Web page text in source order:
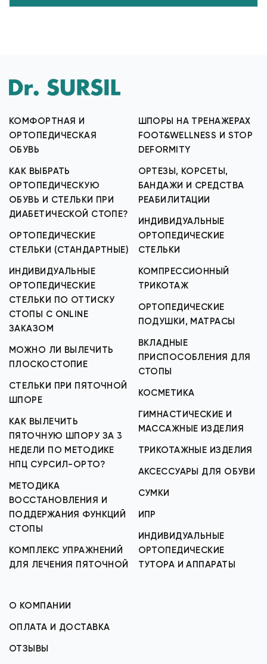
КОМФОРТНАЯ И
ОРТОПЕДИЧЕСКАЯ
ОБУВЬ
КАК ВЫБРАТЬ
ОРТОПЕДИЧЕСКУЮ
ОБУВЬ И СТЕЛЬКИ ПРИ
ДИАБЕТИЧЕСКОЙ СТОПЕ?
ОРТОПЕДИЧЕСКИЕ
СТЕЛЬКИ (СТАНДАРТНЫЕ)
ИНДИВИДУАЛЬНЫЕ
ОРТОПЕДИЧЕСКИЕ
СТЕЛЬКИ ПО ОТТИСКУ
СТОПЫ С ONLINE
ЗАКАЗОМ
МОЖНО ЛИ ВЫЛЕЧИТЬ
ПЛОСКОСТОПИЕ
СТЕЛЬКИ ПРИ ПЯТОЧНОЙ
ШПОРЕ
КАК ВЫЛЕЧИТЬ
ПЯТОЧНУЮ ШПОРУ ЗА 3
НЕДЕЛИ ПО МЕТОДИКЕ
НПЦ СУРСИЛ-ОРТО?
МЕТОДИКА
ВОССТАНОВЛЕНИЯ И
ПОДДЕРЖАНИЯ ФУНКЦИЙ
СТОПЫ
КОМПЛЕКС УПРАЖНЕНИЙ
ДЛЯ ЛЕЧЕНИЯ ПЯТОЧНОЙ
ШПОРЫ НА ТРЕНАЖЕРАХ
FOOT&WELLNESS И STOP
DEFORMITY
ОРТЕЗЫ, КОРСЕТЫ,
БАНДАЖИ И СРЕДСТВА
РЕАБИЛИТАЦИИ
ИНДИВИДУАЛЬНЫЕ
ОРТОПЕДИЧЕСКИЕ
СТЕЛЬКИ
КОМПРЕССИОННЫЙ
ТРИКОТАЖ
ОРТОПЕДИЧЕСКИЕ
ПОДУШКИ, МАТРАСЫ
ВКЛАДНЫЕ
ПРИСПОСОБЛЕНИЯ ДЛЯ
СТОПЫ
КОСМЕТИКА
ГИМНАСТИЧЕСКИЕ И
МАССАЖНЫЕ ИЗДЕЛИЯ
ТРИКОТАЖНЫЕ ИЗДЕЛИЯ
АКСЕССУАРЫ ДЛЯ ОБУВИ
СУМКИ
ИПР
ИНДИВИДУАЛЬНЫЕ
ОРТОПЕДИЧЕСКИЕ
ТУТОРА И АППАРАТЫ
О КОМПАНИИ
ОПЛАТА И ДОСТАВКА
ОТЗЫВЫ